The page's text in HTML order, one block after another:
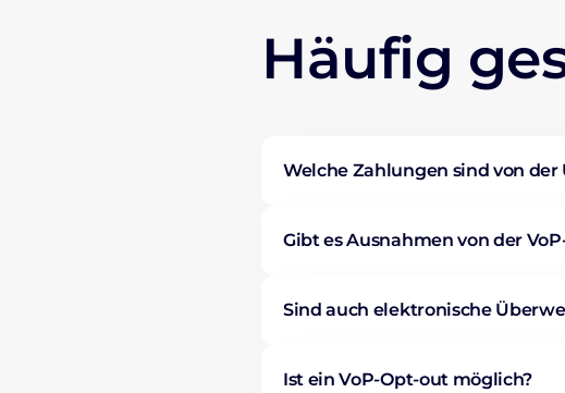
Häufig
Welche Zahlungen sind von
Gibt es Ausnahmen von der
Sind auch elektronische
Ist ein VoP-Opt-out möglich?